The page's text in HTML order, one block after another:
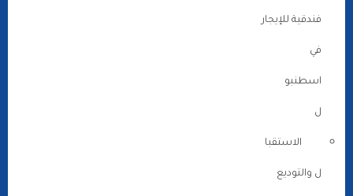
فندقية للإيجار
في
اسطنبو
ل
الاستقبا
ل والتوديع